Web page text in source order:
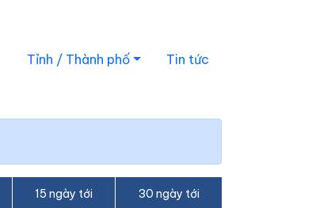
Tỉnh / Thành phố Tin tức
15 ngày tới 30 ngày tới